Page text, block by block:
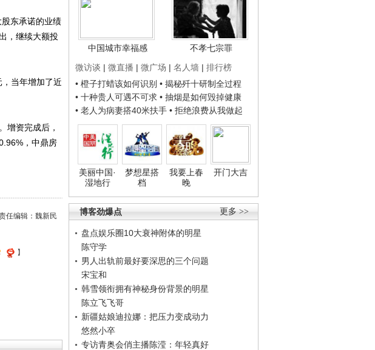
中国城市幸福感
不孝七宗罪
微访谈 | 微直播 | 微广场 | 名人墙 | 排行榜
• 橙子打蜡该如何识别 • 揭秘歼十研制全过程
• 十种贵人可遇不可求 • 抽烟是如何毁掉健康
• 老人为病妻搭40米扶手 • 拒绝浪费从我做起
美丽中国·
湿地行
梦想星搭
档
我要上春
晚
开门大吉
更多 >>
博客劲爆点
盘点娱乐圈10大衰神附体的明星
陈守学
男人出轨前最好要深思的三个问题
宋宝和
韩雪领衔拥有神秘身份背景的明星
陈立飞飞哥
新疆姑娘迪拉娜：把压力变成动力
悠然小卒
专访青奥会俏主播陈滢：年轻真好
东承诺的业绩
，继续大额投
当年增加了近
资完成后，
，中鼎房
任编辑：魏新民
】